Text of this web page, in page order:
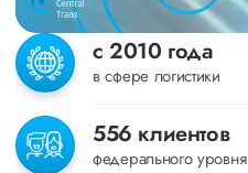
с 2010 года
в сфере логистики
556 клиентов
федерального уровня